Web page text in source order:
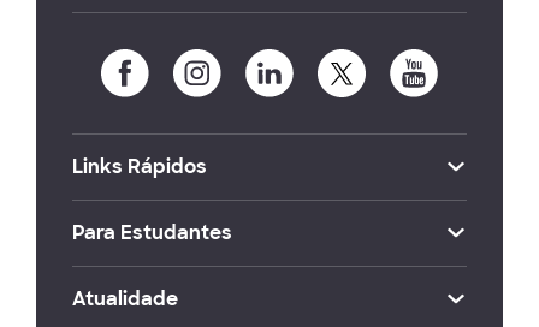
Links Rápidos
Para Estudantes
Atualidade